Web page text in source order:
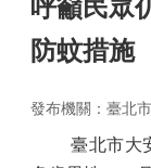
呼籲民眾
防蚊措施
發布機關：臺北
臺北市大